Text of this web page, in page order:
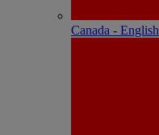
Canada - English